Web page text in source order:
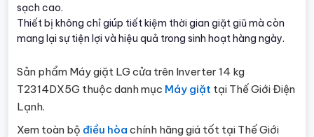
sạch cao.
Thiết bị không chỉ giúp tiết kiệm thời gian giặt giũ mà còn
mang lại sự tiện lợi và hiệu quả trong sinh hoạt hàng ngày.
Sản phẩm Máy giặt LG cửa trên Inverter 14 kg
T2314DX5G thuộc danh mục Máy giặt tại Thế Giới Điện
Lạnh.
Xem toàn bộ điều hòa chính hãng giá tốt tại Thế Giới